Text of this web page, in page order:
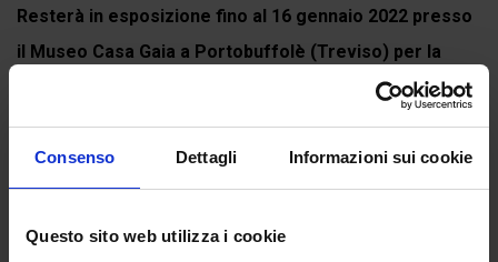
Consenso Dettagli Informazioni sui cookie
Questo sito web utilizza i cookie
Resterà in esposizione fino al 16 gennaio 2022 presso
il Museo Casa Gaia a Portobuffolè (Treviso) per la
Continua a leggere